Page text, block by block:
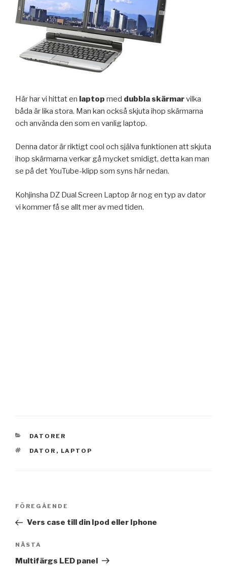
Här har vi hittat en laptop med dubbla skärmarvilka
båda är lika stora. Man kan också skjuta ihop skärmarna
och använda den som en vanlig laptop.
Denna dator är riktigt cool och själva funktionen att skjuta
ihop skärmarna verkar gå mycket smidigt, detta kan man
se på det YouTube-klipp som syns här nedan.
Kohjinsha DZ Dual Screen Laptop är nog en typ av dator
vi kommer få se allt mer av med tiden.
KATEGORIER
DATORER
TAGGAR
DATOR , LAPTOP
Inläggsnavigering
Föregående
inlägg
FÖREGÅENDE
Vers case till din Ipod eller Iphone
Nästa
inlägg
NÄSTA
Multifärgs LED panel